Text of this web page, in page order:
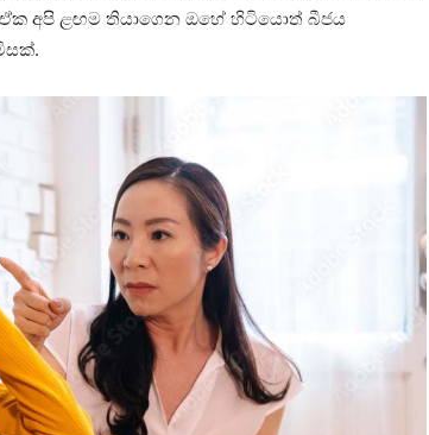
ඒක අපි ළඟම තියාගෙන ඔහේ හිටියොත් බීජය